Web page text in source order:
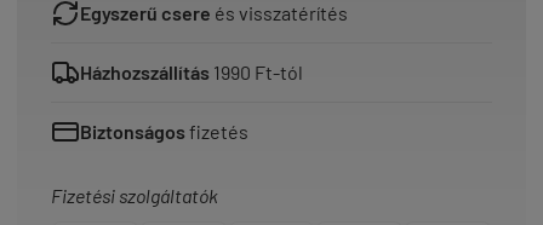
Egyszerű csere és visszatérítés
Házhozszállítás 1990 Ft-tól
Biztonságosfizetés
Fizetési szolgáltatók